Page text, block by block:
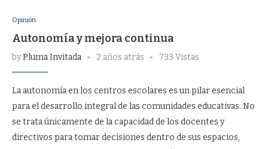
Opinión
Autonomía y mejora continua
byPluma Invitada 2 años atrás 733 Vistas
La autonomía en los centros escolares es un pilar esencial
para el desarrollo integral de las comunidades educativas. No
se trata únicamente de la capacidad de los docentes y
directivos para tomar decisiones dentro de sus espacios,